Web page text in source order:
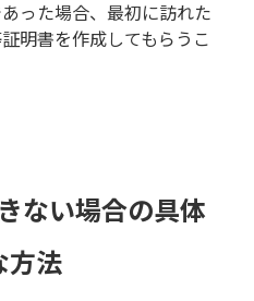
った場合、最初に訪れた
明書を作成してもらうこ
ない場合の具体
方法